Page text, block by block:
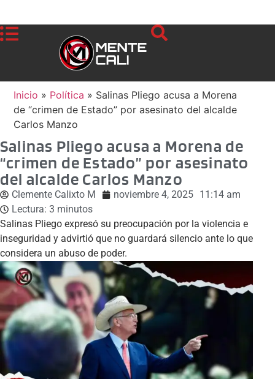
Inicio » Política » Salinas Pliego acusa a Morena
de “crimen de Estado” por asesinato del alcalde
Carlos Manzo
Salinas Pliego acusa a Morena de
“crimen de Estado” por asesinato
del alcalde Carlos Manzo
Clemente Calixto M noviembre 4, 2025 11:14 am
Lectura: 3 minutos
Salinas Pliego expresó su preocupación por la violencia e
inseguridad y advirtió que no guardará silencio ante lo que
considera un abuso de poder.